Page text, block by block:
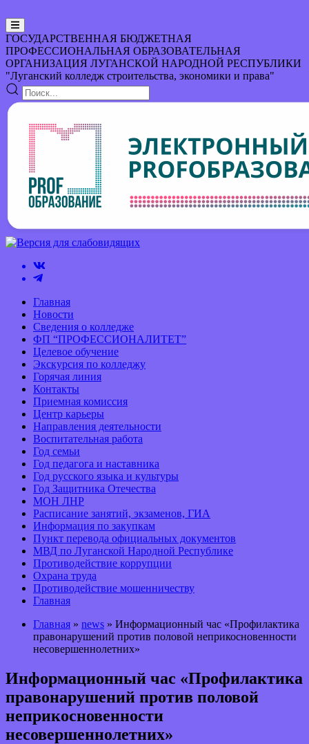
ГОСУДАРСТВЕННАЯ БЮДЖЕТНАЯ
ПРОФЕССИОНАЛЬНАЯ ОБРАЗОВАТЕЛЬНАЯ
ОРГАНИЗАЦИЯ ЛУГАНСКОЙ НАРОДНОЙ РЕСПУБЛИКИ
"Луганский колледж строительства, экономики и права"
Главная
Новости
Сведения о колледже
ФП “ПРОФЕССИОНАЛИТЕТ”
Целевое обучение
Экскурсия по колледжу
Горячая линия
Контакты
Приемная комиссия
Центр карьеры
Направления деятельности
Воспитательная работа
Год семьи
Год педагога и наставника
Год русского языка и культуры
Год Защитника Отечества
МОН ЛНР
Расписание занятий, экзаменов, ГИА
Информация по закупкам
Пункт перевода официальных документов
МВД по Луганской Народной Республике
Противодействие коррупции
Охрана труда
Противодействие мошенничеству
Главная
Главная » news » Информационный час «Профилактика
правонарушений против половой неприкосновенности
несовершеннолетних»
Информационный час «Профилактика
правонарушений против половой
неприкосновенности
несовершеннолетних»